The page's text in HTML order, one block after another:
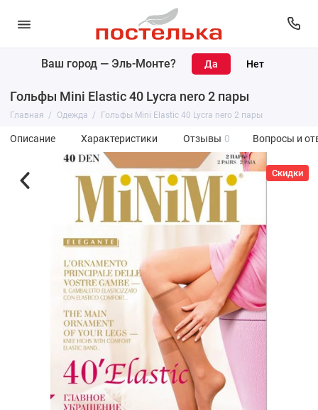
Ваш город — Эль-Монте?
Гольфы Mini Elastic 40 Lycra nero 2 пары
Главная Одежда Гольфы Mini Elastic 40 Lycra nero 2 пары
Описание Характеристики Отзывы 0 Вопросы и
Скидки